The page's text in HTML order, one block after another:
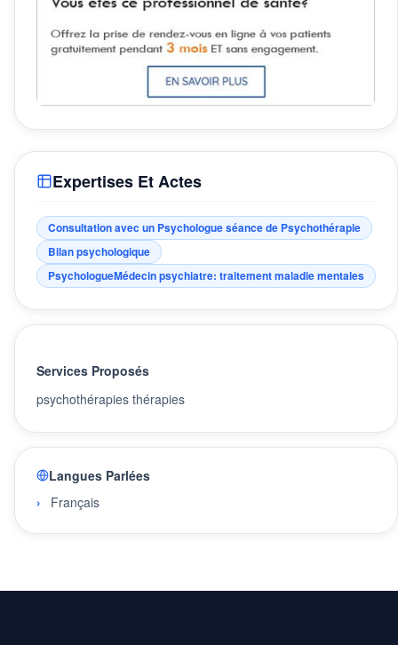
Expertises Et Actes
Consultation avec un Psychologue séance de Psychothérapie
Bilan psychologique
PsychologueMédecin psychiatre: traitement maladie mentales
Services Proposés
psychothérapies thérapies
Langues Parlées
Français